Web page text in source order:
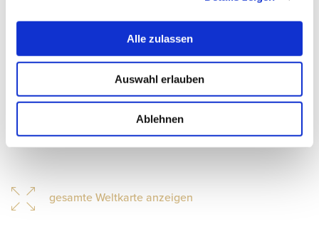
Alle zulassen
Auswahl erlauben
Ablehnen
gesamte Weltkarte anzeigen